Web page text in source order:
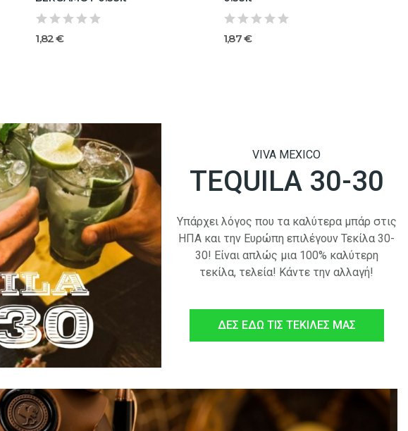
1,82 € 1,87 €
VIVA MEXICO
TEQUILA 30-30
Yπάρχει λόγος που τα καλύτερα μπάρ στις
ΗΠΑ και την Ευρώπη επιλέγουν Τεκίλα 30-
30! Είναι απλώς μια 100% καλύτερη
τεκίλα, τελεία! Κάντε την αλλαγή!
ΔΕΣ ΕΔΩ ΤΙΣ ΤΕΚΙΛΕΣ ΜΑΣ